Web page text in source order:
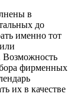
в
до
именно тот
Возможность
фирменных
их в качестве